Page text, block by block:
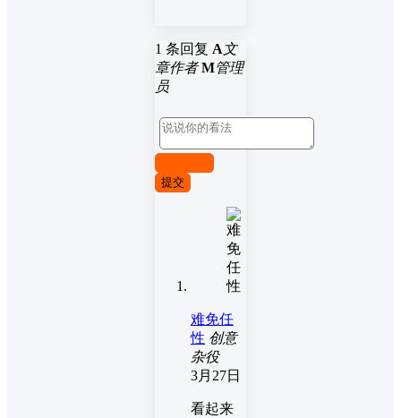
1 条回复 A文
章作者 M管理
员
提交
难免任
性 创意
杂役
3月27日
看起来